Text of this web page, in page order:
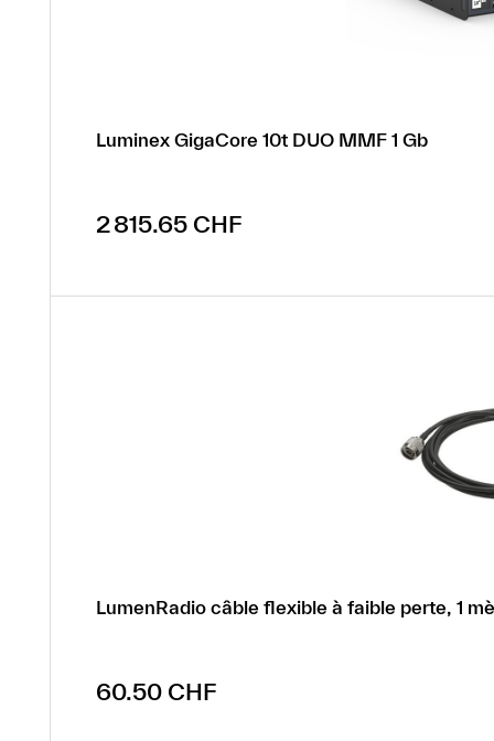
Luminex GigaCore 10t DUO MMF 1 Gb
Prix régulier :
2 815.65 CHF
LumenRadio câble flexible à faible perte, 1
Prix régulier :
60.50 CHF